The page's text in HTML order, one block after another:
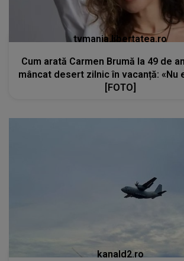
tvmania.libertatea.ro
Cum arată Carmen Brumă la 49 de
mâncat desert zilnic în vacanță: «Nu
[FOTO]
kanald2.ro